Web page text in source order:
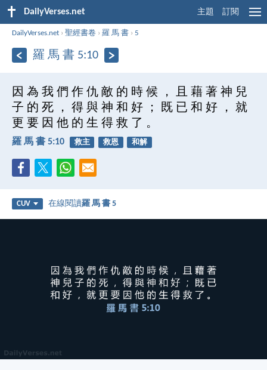
DailyVerses.net 主題 訂閱
DailyVerses.net ›聖經書卷 ›羅 馬 書 ›5
羅 馬 書 5:10
因 為 我 們 作 仇 敵 的 時 候 ， 且 藉 著 神 兒
子 的 死 ， 得 與 神 和 好 ； 既 已 和 好 ， 就
更 要 因 他 的 生 得 救 了 。
羅 馬 書 5:10 救主 救恩 和解
CUV 在線閱讀羅 馬 書 5